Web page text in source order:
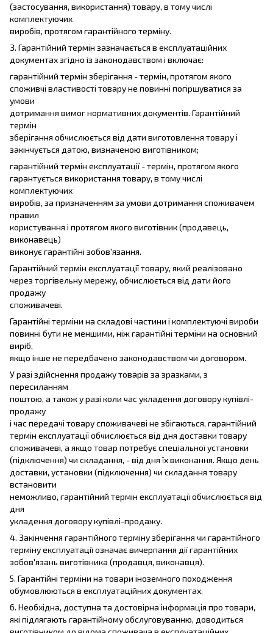
(застосування, використання) товару, в тому числі
комплектуючих
виробів, протягом гарантійного терміну.
3. Гарантійний термін зазначається в експлуатаційних
документах згідно із законодавством і включає:
гарантійний термін зберігання - термін, протягом якого
споживчі властивості товару не повинні погіршуватися за
умови
дотримання вимог нормативних документів. Гарантійний
термін
зберігання обчислюється від дати виготовлення товару і
закінчується датою, визначеною виготівником;
гарантійний термін експлуатації - термін, протягом якого
гарантується використання товару, в тому числі
комплектуючих
виробів, за призначенням за умови дотримання споживачем
правил
користування і протягом якого виготівник (продавець,
виконавець)
виконує гарантійні зобов'язання.
Гарантійний термін експлуатації товару, який реалізовано
через торгівельну мережу, обчислюється від дати його
продажу
споживачеві.
Гарантійні терміни на складові частини і комплектуючі вироби
повинні бути не меншими, ніж гарантійні терміни на основний
виріб,
якщо інше не передбачено законодавством чи договором.
У разі здійснення продажу товарів за зразками, з
пересиланням
поштою, а також у разі коли час укладення договору купівлі-
продажу
і час передачі товару споживачеві не збігаються, гарантійний
термін експлуатації обчислюється від дня доставки товару
споживачеві, а якщо товар потребує спеціальної установки
(підключення) чи складання, - від дня їх виконання. Якщо день
доставки, установки (підключення) чи складання товару
встановити
неможливо, гарантійний термін експлуатації обчислюється від
дня
укладення договору купівлі-продажу.
4. Закінчення гарантійного терміну зберігання чи гарантійного
терміну експлуатації означає вичерпання дії гарантійних
зобов'язань виготівника (продавця, виконавця).
5. Гарантійні терміни на товари іноземного походження
обумовлюються в експлуатаційних документах.
6. Необхідна, доступна та достовірна інформація про товари,
які підлягають гарантійному обслуговуванню, доводиться